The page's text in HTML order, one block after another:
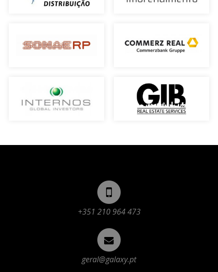
+351 210 964 473
geral@galaxy.pt